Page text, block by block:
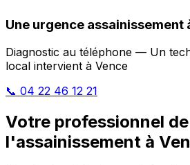
Une urgence assainissement
Diagnostic au téléphone — Un
local intervient à Vence
📞 04 22 46 12 21
Votre professionnel de
l'assainissement à